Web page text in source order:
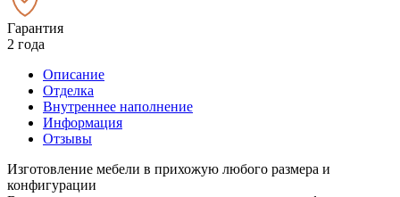
Гарантия
2 года
Описание
Отделка
Внутреннее наполнение
Информация
Отзывы
Изготовление мебели в прихожую любого размера и
конфигурации